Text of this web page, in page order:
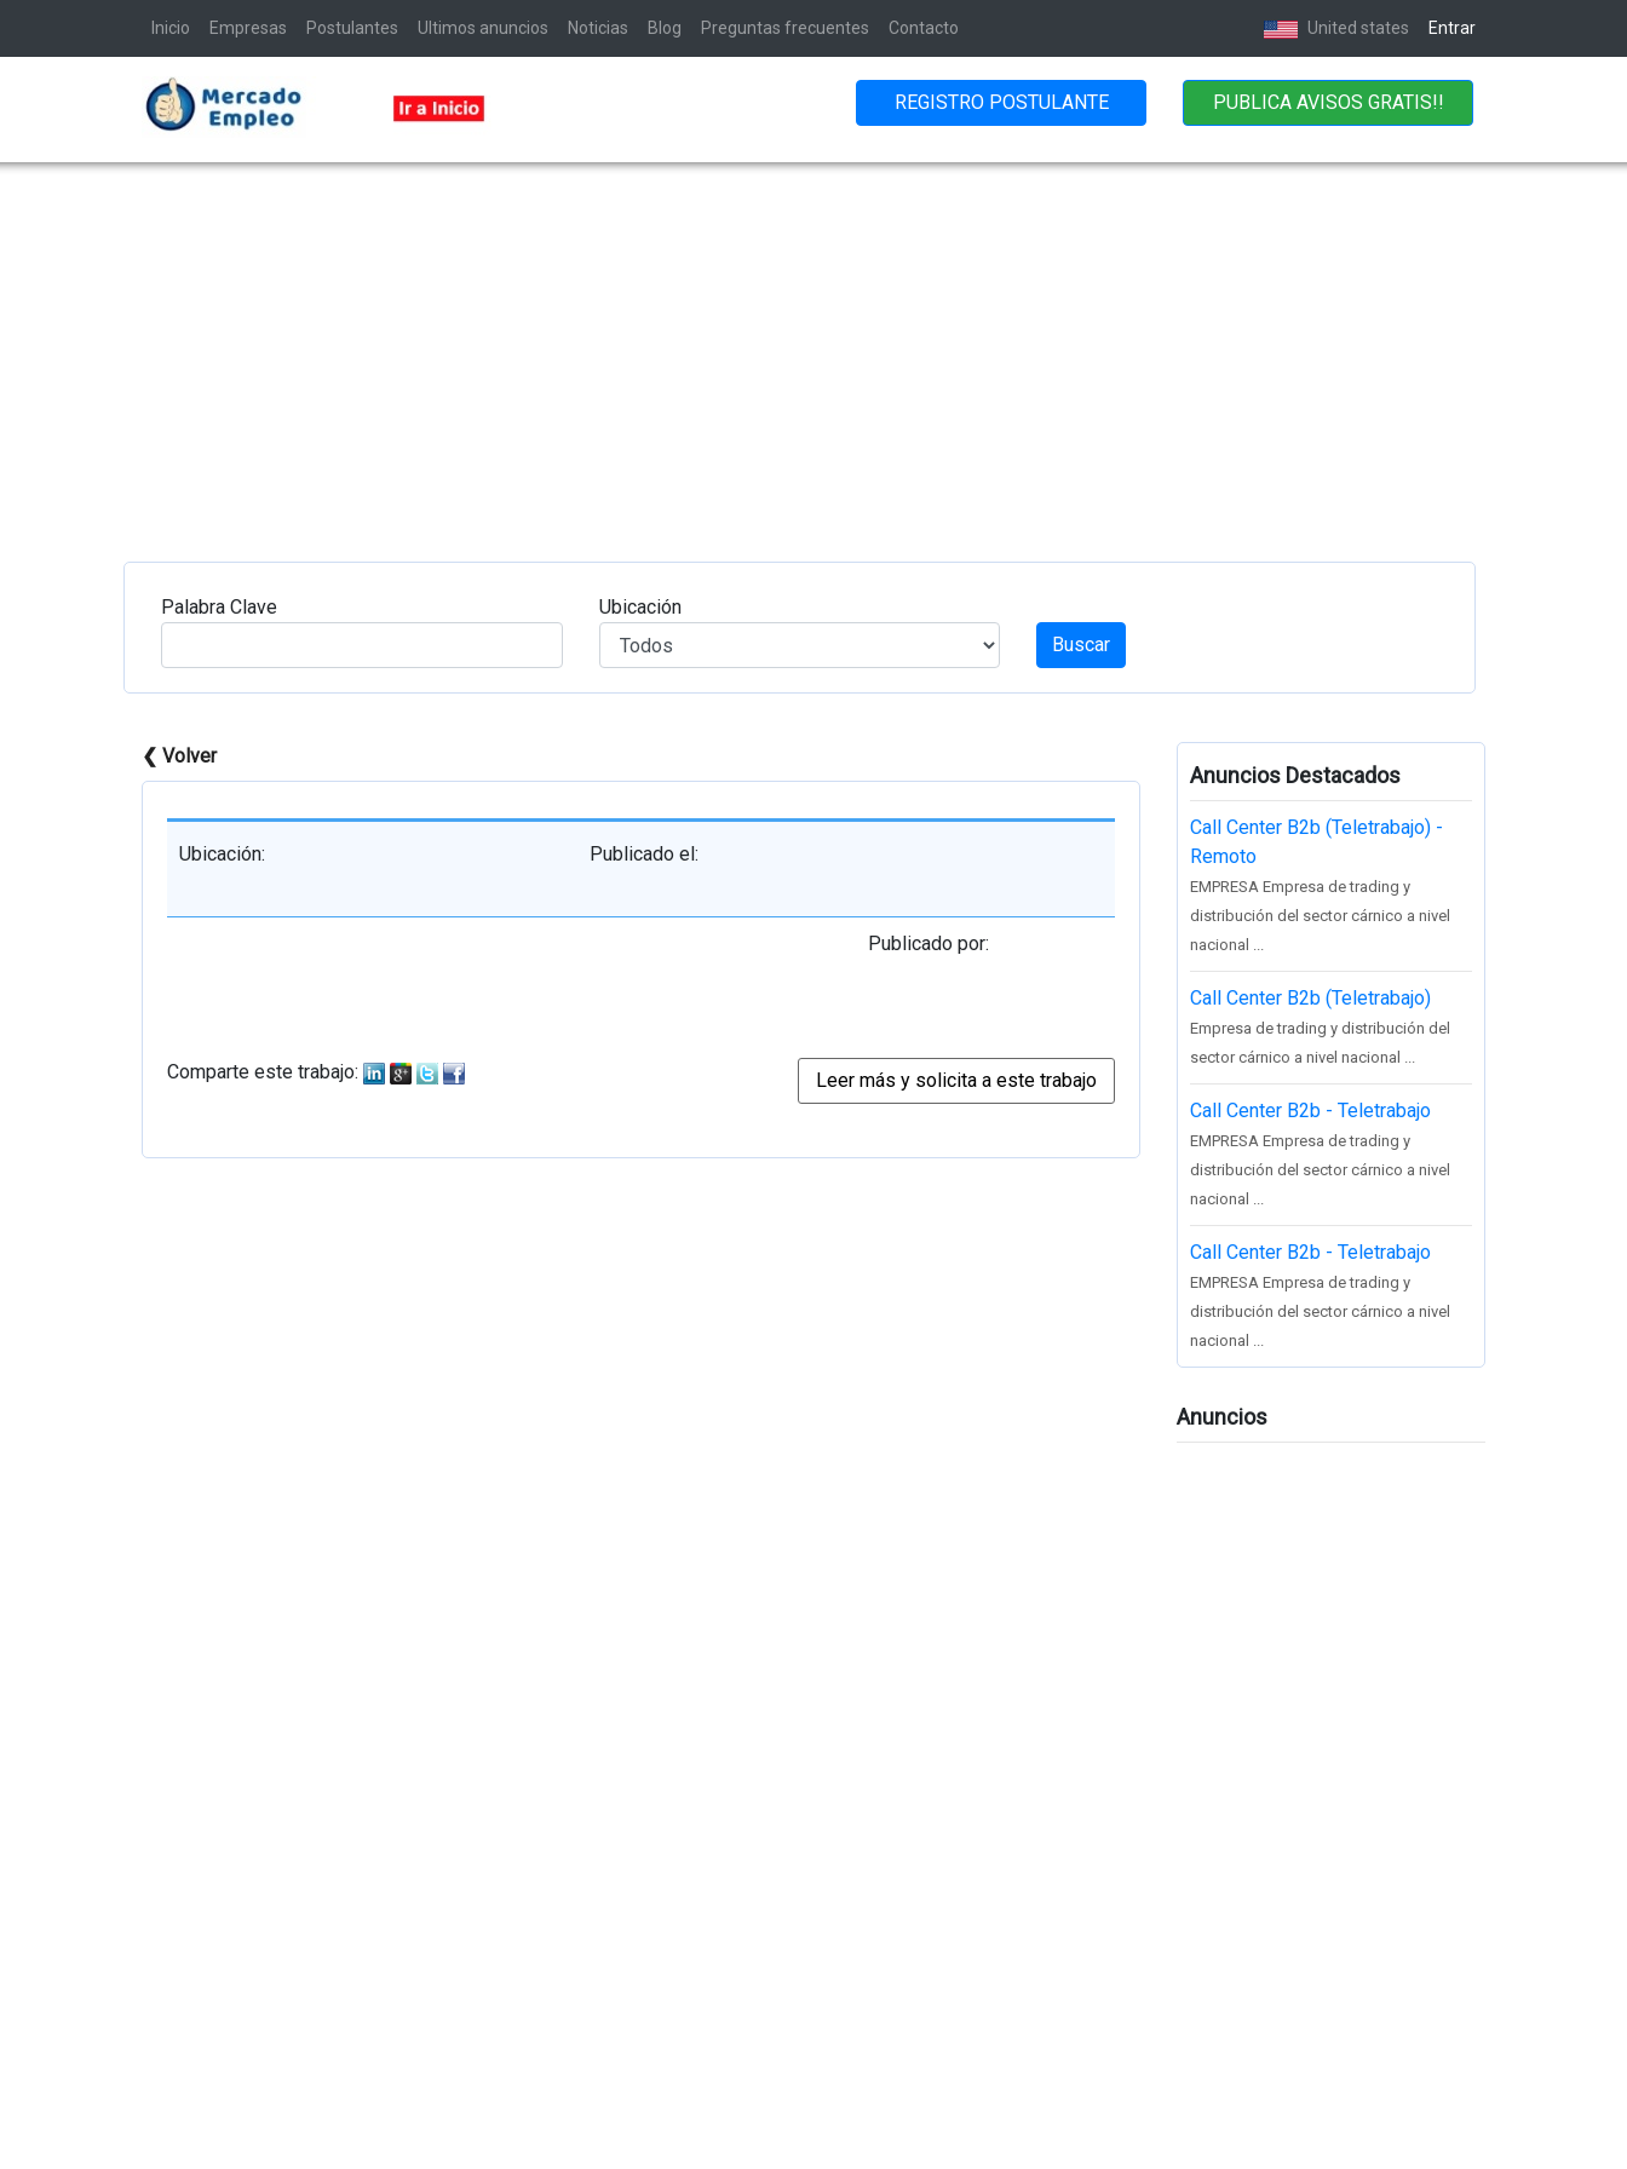
Inicio Empresas Postulantes Ultimos anuncios Noticias Blog Preguntas frecuentes Contacto United states Entrar
REGISTRO POSTULANTE PUBLICA AVISOS GRATIS!!
Palabra Clave
Ubicación
Buscar
❮ Volver
Ubicación: Publicado el:
Publicado por:
Comparte este trabajo:
Anuncios Destacados
Call Center B2b (Teletrabajo) -
Remoto
EMPRESA Empresa de trading y
distribución del sector cárnico a nivel
nacional ...
Call Center B2b (Teletrabajo)
Empresa de trading y distribución del
sector cárnico a nivel nacional ...
Call Center B2b - Teletrabajo
EMPRESA Empresa de trading y
distribución del sector cárnico a nivel
nacional ...
Call Center B2b - Teletrabajo
EMPRESA Empresa de trading y
distribución del sector cárnico a nivel
nacional ...
Anuncios